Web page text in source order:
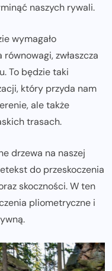
naszych rywali.
wymagało
zwłaszcza
To będzie taki
który przyda nam
ale także
trasach.
drzewa na naszej
do przeskoczenia
skoczności. W ten
pliometryczne i